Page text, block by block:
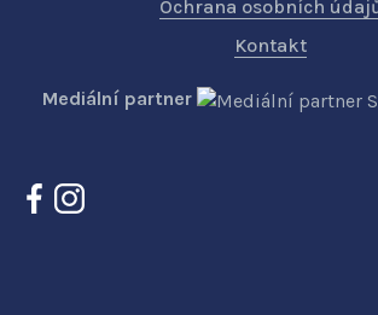
Ochrana osobních
Kontakt
Mediální partner